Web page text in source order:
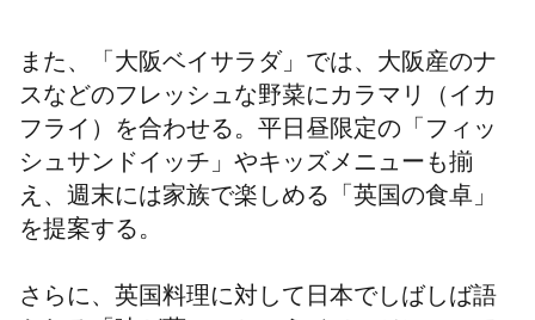
また、「大阪ベイサラダ」では、大阪産のナ
スなどのフレッシュな野菜にカラマリ（イカ
フライ）を合わせる。平日昼限定の「フィッ
シュサンドイッチ」やキッズメニューも揃
え、週末には家族で楽しめる「英国の食卓」
を提案する。
さらに、英国料理に対して日本でしばしば語